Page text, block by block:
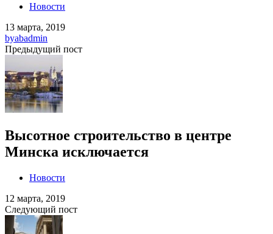
Новости
13 марта, 2019
byabadmin
Предыдущий пост
Высотное строительство в центре
Минска исключается
Новости
12 марта, 2019
Следующий пост